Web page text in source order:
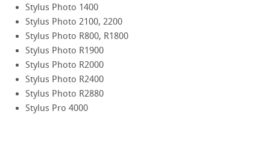
Stylus Photo 1400
Stylus Photo 2100, 2200
Stylus Photo R800, R1800
Stylus Photo R1900
Stylus Photo R2000
Stylus Photo R2400
Stylus Photo R2880
Stylus Pro 4000